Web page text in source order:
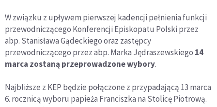
W związku z upływem pierwszej kadencji pełnienia funkcji
przewodniczącego Konferencji Episkopatu Polski przez
abp. Stanisława Gądeckiego oraz zastępcy
przewodniczącego przez abp. Marka Jędraszewskiego 14
marca zostaną przeprowadzone wybory.
Najbliższe z KEP będzie połączone z przypadającą 13 marca
6. rocznicą wyboru papieża Franciszka na Stolicę Piotrową.